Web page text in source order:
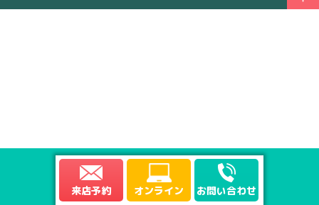
来店予約 オンライン お問い合わせ